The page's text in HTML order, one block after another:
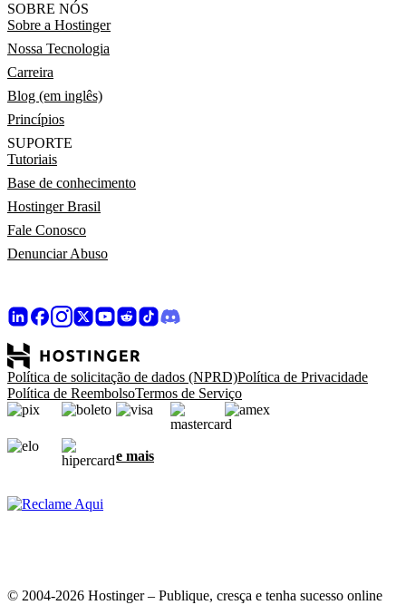
SOBRE NÓS
Sobre a Hostinger
Nossa Tecnologia
Carreira
Blog (em inglês)
Princípios
SUPORTE
Tutoriais
Base de conhecimento
Hostinger Brasil
Fale Conosco
Denunciar Abuso
Política de solicitação de dados (NPRD)Política de Privacidade
Política de ReembolsoTermos de Serviço
e mais
© 2004-2026 Hostinger – Publique, cresça e tenha sucesso online